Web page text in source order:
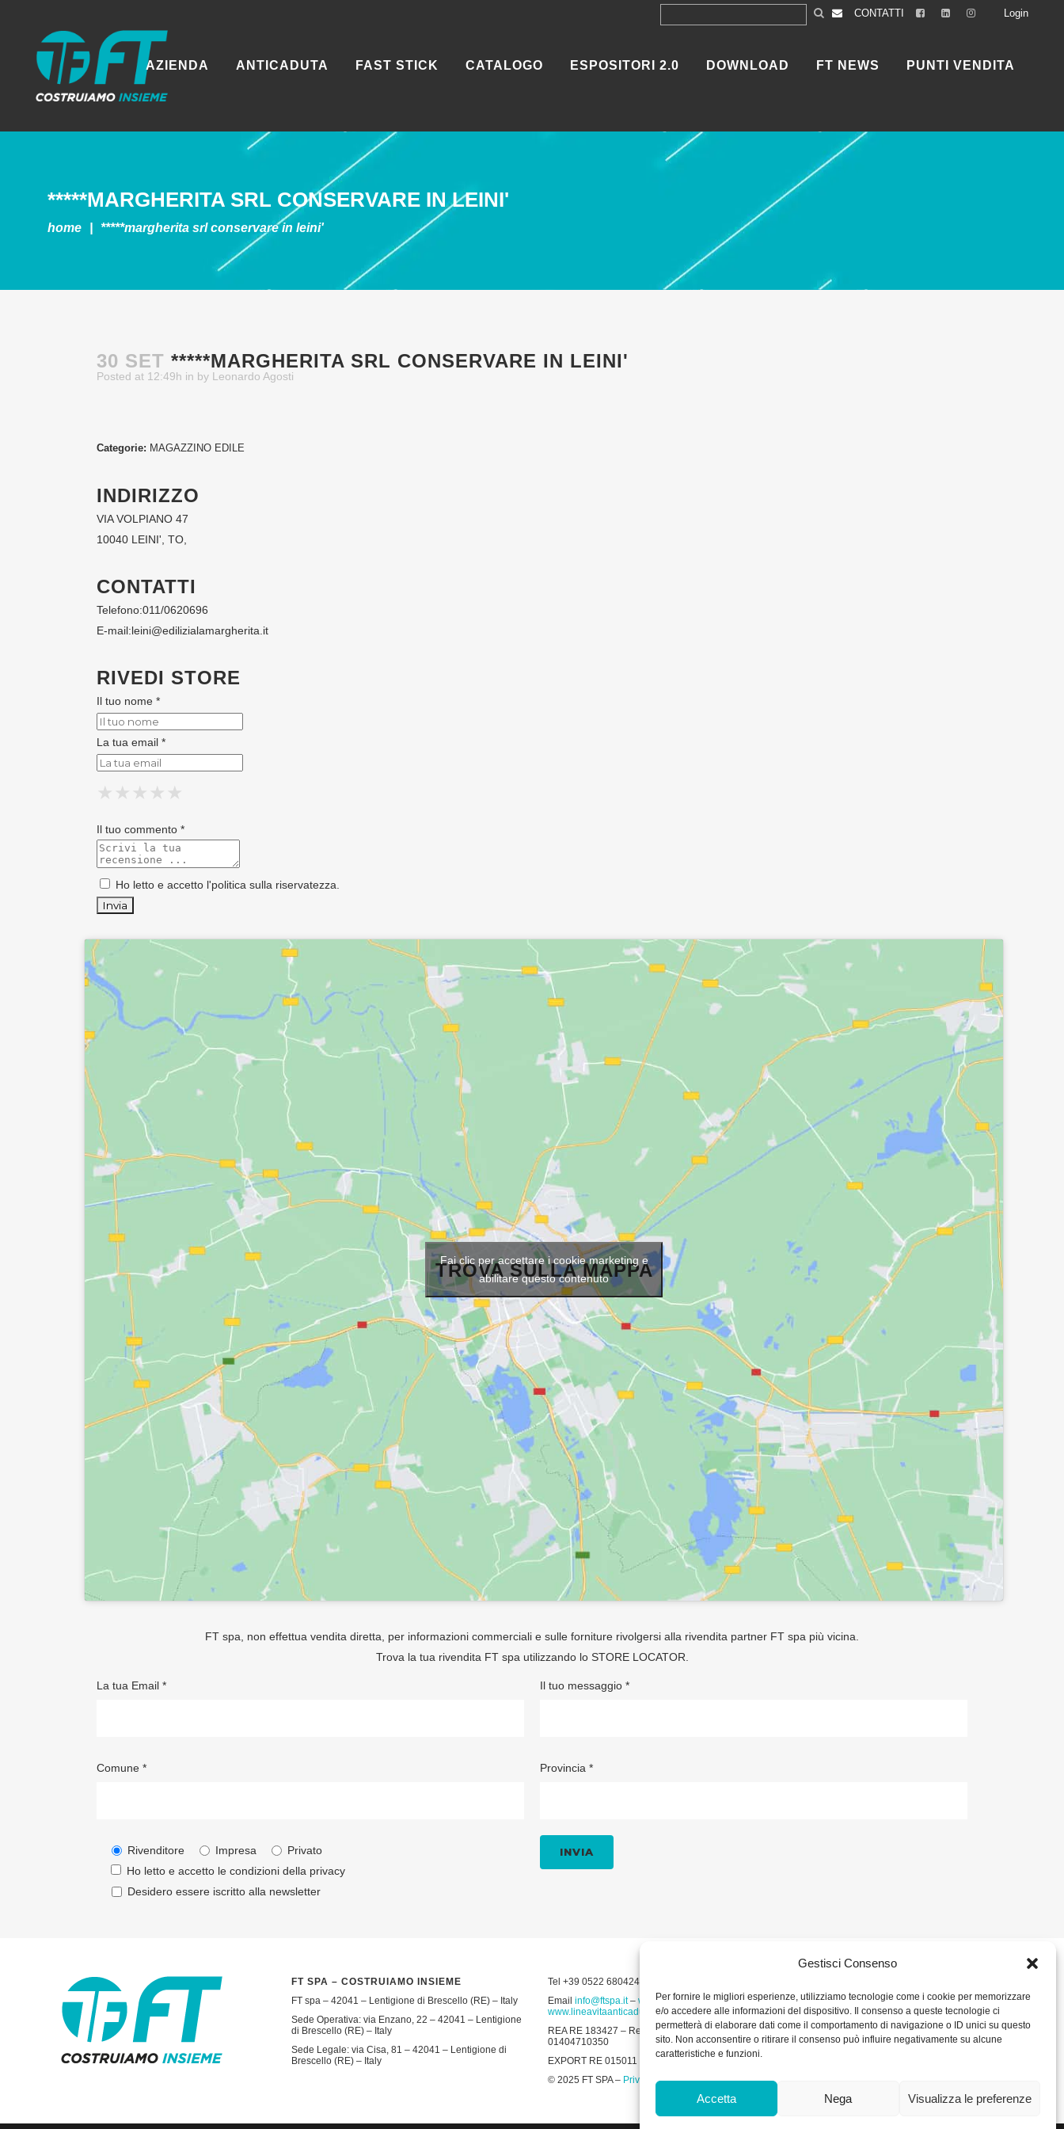
Gestisci Consenso
Per fornire le migliori esperienze, utilizziamo tecnologie come i cookie per memorizzare
e/o accedere alle informazioni del dispositivo. Il consenso a queste tecnologie ci
permetterà di elaborare dati come il comportamento di navigazione o ID unici su questo
sito. Non acconsentire o ritirare il consenso può influire negativamente su alcune
caratteristiche e funzioni.
Accetta Nega Visualizza le preferenze
CONTATTI Login
AZIENDA ANTICADUTA FAST STICK CATALOGO ESPOSITORI 2.0 DOWNLOAD FT NEWS PUNTI VENDITA
*****MARGHERITA SRL CONSERVARE IN LEINI'
home *****margherita srlconservare in leini'
30 SET *****MARGHERITA SRL CONSERVARE IN LEINI'
Posted at 12:49h in by Leonardo Agosti
Categorie: MAGAZZINO EDILE
INDIRIZZO
VIA VOLPIANO 47
10040 LEINI', TO,
CONTATTI
Telefono:011/0620696
E-mail:leini@edilizialamargherita.it
RIVEDI STORE
Il tuo nome *
La tua email *
★
★ ★
★ ★ ★
★ ★ ★ ★
★ ★ ★ ★ ★
Il tuo commento *
Ho letto e accetto l'politica sulla riservatezza
TROVA SULLA MAPPA
Fai clic per accettare i cookie marketing e
abilitare questo contenuto
FT spa, non effettua vendita diretta, per informazioni commerciali e sulle forniture rivolgersi alla rivendita partner FT spa più vicina.
Trova la tua rivendita FT spa utilizzando lo STORE LOCATOR
La tua Email *
Comune *
Rivenditore Impresa
Privato
Ho letto e accetto le condizioni della privacy
Desidero essere iscritto alla newsletter
Il tuo messaggio *
Provincia *
FT SPA – COSTRUIAMO INSIEME
FT spa – 42041 – Lentigione di Brescello (RE) – Italy
Sede Operativa: via Enzano, 22 – 42041 – Lentigione
di Brescello (RE) – Italy
Sede Legale: via Cisa, 81 – 42041 – Lentigione di
Brescello (RE) – Italy
Tel +39 0522 680424 – Fax +39 0522 680386
Email info@ftspa.it– www.ftspa.it–
www.lineavitaanticaduta.it
REA RE 183427 – Reg. Imp. RE 19643 – P. IVA IT
01404710350
EXPORT RE 015011 Cap. Soc € 300.000 int. Vers.
© 2025 FT SPA – Privacy Policy–Cookie Policy
ORARIO DI UFFICIO:
Dal Lunedì al Venerdì: 8.00/12.30 - 13.30/17.30
RICEVIMENTO MERCI: